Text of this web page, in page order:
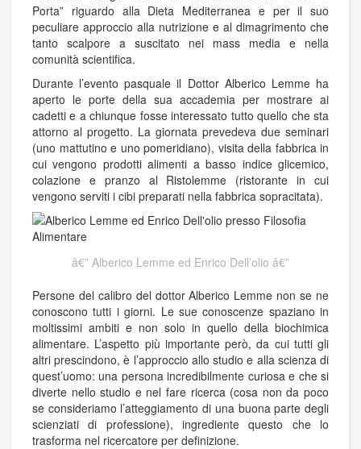
Porta” riguardo alla Dieta Mediterranea e per il suo
peculiare approccio alla nutrizione e al dimagrimento che
tanto scalpore a suscitato nei mass media e nella
comunità scientifica.
Durante l’evento pasquale il Dottor Alberico Lemme ha
aperto le porte della sua accademia per mostrare ai
cadetti e a chiunque fosse interessato tutto quello che sta
attorno al progetto. La giornata prevedeva due seminari
(uno mattutino e uno pomeridiano), visita della fabbrica in
cui vengono prodotti alimenti a basso indice glicemico,
colazione e pranzo al Ristolemme (ristorante in cui
vengono serviti i cibi preparati nella fabbrica sopracitata).
Alberico Lemme ed Enrico Dell’olio
Persone del calibro del dottor Alberico Lemme non se ne
conoscono tutti i giorni. Le sue conoscenze spaziano in
moltissimi ambiti e non solo in quello della biochimica
alimentare. L’aspetto più importante però, da cui tutti gli
altri prescindono, è l’approccio allo studio e alla scienza di
quest’uomo: una persona incredibilmente curiosa e che si
diverte nello studio e nel fare ricerca (cosa non da poco
se consideriamo l’atteggiamento di una buona parte degli
scienziati di professione), ingrediente questo che lo
trasforma nel ricercatore per definizione.